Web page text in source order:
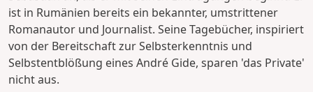
ist in Rumänien bereits ein bekannter, umstrittener
Romanautor und Journalist. Seine Tagebücher, inspiriert
von der Bereitschaft zur Selbsterkenntnis und
Selbstentblößung eines André Gide, sparen 'das Private'
nicht aus.